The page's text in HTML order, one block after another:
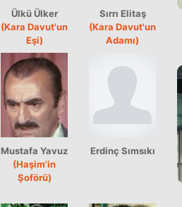
Ülkü Ülker
(Kara Davut'un
Eşi)
Sırrı Elitaş
(Kara Davut'un
Adamı)
Mustafa Yavuz
(Haşim'in
Şoförü)
Erdinç Sımsıkı